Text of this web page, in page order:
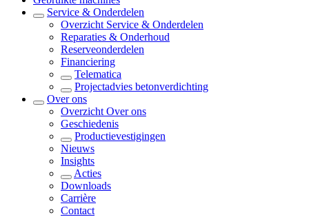
Service & Onderdelen
Overzicht Service & Onderdelen
Reparaties & Onderhoud
Reserveonderdelen
Financiering
Telematica
Projectadvies betonverdichting
Over ons
Overzicht Over ons
Geschiedenis
Productievestigingen
Nieuws
Insights
Acties
Downloads
Carrière
Contact